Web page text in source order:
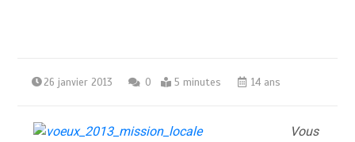
26 janvier 2013 0 5 minutes 14 ans
Vous